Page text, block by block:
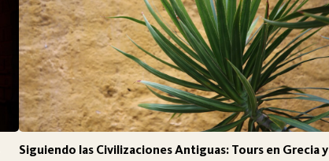
Siguiendo las Civilizaciones Antiguas: Tours en Grecia y